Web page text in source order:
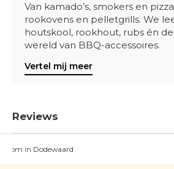
Van kamado’s, smokers en
rookovens en pelletgrills. We
houtskool, rookhout, rubs én
wereld van BBQ-accessoires.
Vertel mij meer
Reviews
in Dodewaard